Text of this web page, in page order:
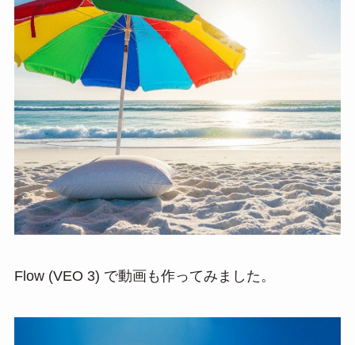
Flow (VEO 3) で動画も作ってみました。